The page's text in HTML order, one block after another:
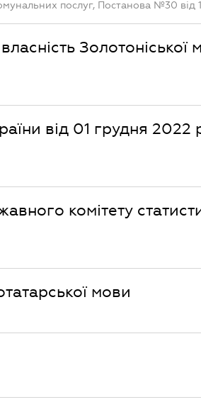
послуг, Постанова №30 від
Золотоніської
від 01 грудня 2022
комітету
мови